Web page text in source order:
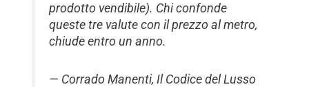
prodotto vendibile). Chi confonde
queste tre valute con il prezzo al metro,
chiude entro un anno.
— Corrado Manenti, Il Codice del Lusso